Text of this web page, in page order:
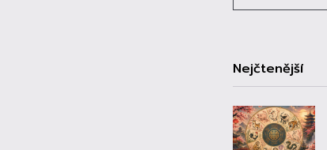
Nejčtenější